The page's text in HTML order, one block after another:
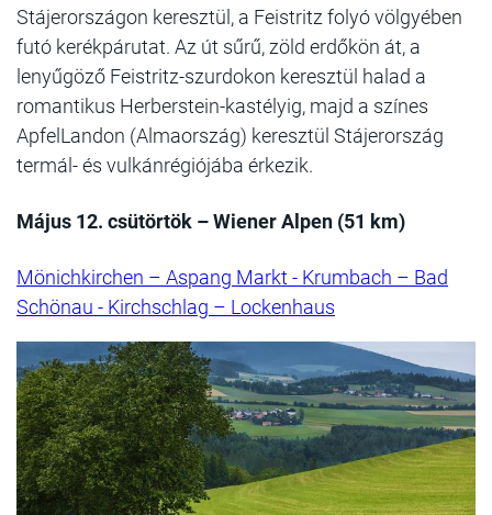
Stájerországon keresztül, a Feistritz folyó völgyében
futó kerékpárutat. Az út sűrű, zöld erdőkön át, a
lenyűgöző Feistritz-szurdokon keresztül halad a
romantikus Herberstein-kastélyig, majd a színes
ApfelLandon (Almaország) keresztül Stájerország
termál- és vulkánrégiójába érkezik.
Május 12. csütörtök – Wiener Alpen (51 km)
Mönichkirchen – Aspang Markt - Krumbach – Bad
Schönau - Kirchschlag – Lockenhaus